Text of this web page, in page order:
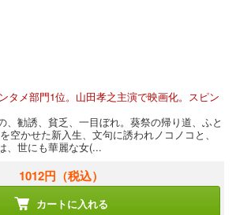
タメ部門1位。山田孝之主演で映画化。スピン
、勧誘、貧乏、一目ぼれ。葵祭の帰り道、ふと
空かせた新入生、文句に誘われノコノコと、
、世にも華麗な女(...
1012円 （税込）
カートに入れる